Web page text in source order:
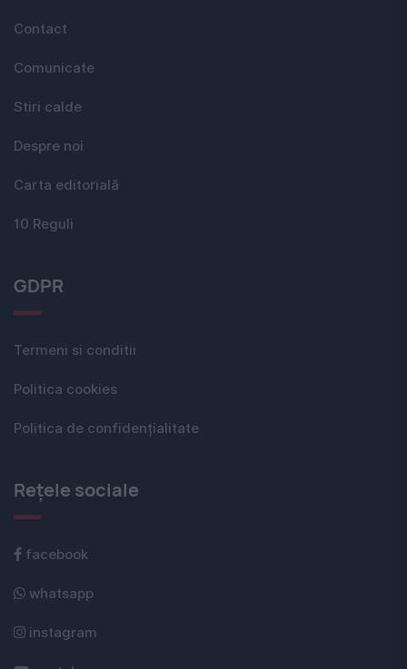
Contact
Comunicate
Stiri calde
Despre noi
Carta editorială
10 Reguli
GDPR
Termeni si conditii
Politica cookies
Politica de confidențialitate
Rețele sociale
facebook
whatsapp
instagram